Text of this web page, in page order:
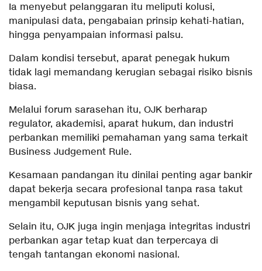
Ia menyebut pelanggaran itu meliputi kolusi,
manipulasi data, pengabaian prinsip kehati-hatian,
hingga penyampaian informasi palsu.
Dalam kondisi tersebut, aparat penegak hukum
tidak lagi memandang kerugian sebagai risiko bisnis
biasa.
Melalui forum sarasehan itu, OJK berharap
regulator, akademisi, aparat hukum, dan industri
perbankan memiliki pemahaman yang sama terkait
Business Judgement Rule.
Kesamaan pandangan itu dinilai penting agar bankir
dapat bekerja secara profesional tanpa rasa takut
mengambil keputusan bisnis yang sehat.
Selain itu, OJK juga ingin menjaga integritas industri
perbankan agar tetap kuat dan terpercaya di
tengah tantangan ekonomi nasional.